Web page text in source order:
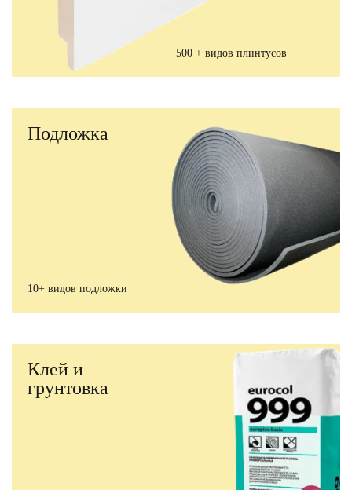
500 + видов плинтусов
Подложка
10+ видов подложки
Клей и
грунтовка